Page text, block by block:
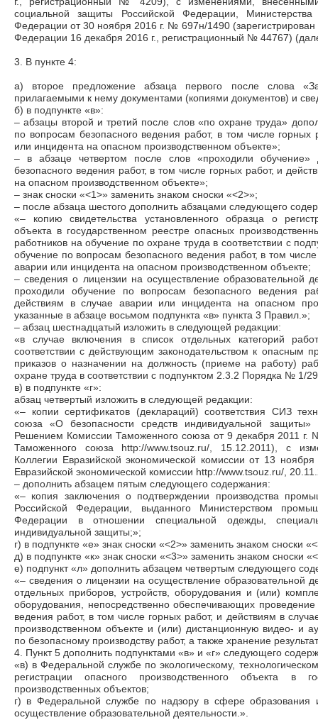
социальной защиты Российской Федерации,
Федерации от 30 ноября 2016 г. № 697н/1490
Федерации 16 декабря 2016 г., регистрационный № 44767)
3. В пункте 4:
а) второе предложение абзаца первого после слова
прилагаемыми к нему документами (копиями документов) и
б) в подпункте «в»:
– абзацы второй и третий после слов «по охране труда»
по вопросам безопасного ведения работ, в том числе горных
или инцидента на опасном производственном объекте»;
– в абзаце четвертом после слов «проходили обучение»
безопасного ведения работ, в том числе горных работ, и
на опасном производственном объекте»;
– знак сноски «<1>» заменить знаком сноски «<2>»;
– после абзаца шестого дополнить абзацами следующего
«– копию свидетельства установленного образца о
объекта в государственном реестре опасных
работников на обучение по охране труда в соответствии с
обучение по вопросам безопасного ведения работ, в том
аварии или инцидента на опасном производственном объекте;
– сведения о лицензии на осуществление образовательной
проходили обучение по вопросам безопасного ведения
действиям в случае аварии или инцидента на опасном
указанные в абзаце восьмом подпункта «в» пункта 3 Правил.»;
– абзац шестнадцатый изложить в следующей редакции:
«в случае включения в список отдельных категорий
соответствии с действующим законодательством к опасным
приказов о назначении на должность (приеме на работу)
охране труда в соответствии с подпунктом 2.3.2 Порядка № 1/
в) в подпункте «г»:
абзац четвертый изложить в следующей редакции:
«– копии сертификатов (деклараций) соответствия СИЗ
союза «О безопасности средств индивидуальной
Решением Комиссии Таможенного союза от 9 декабря 2011
Таможенного союза http://www.tsouz.ru/, 15.12.2011), с
Коллегии Евразийской экономической комиссии от 13
Евразийской экономической комиссии http://www.tsouz.ru/,
– дополнить абзацем пятым следующего содержания:
«– копия заключения о подтверждении производства
Российской Федерации, выданного Министерством
Федерации в отношении специальной одежды,
индивидуальной защиты;»;
г) в подпункте «е» знак сноски «<2>» заменить знаком сноски
д) в подпункте «к» знак сноски «<3>» заменить знаком сноски
е) подпункт «л» дополнить абзацем четвертым следующего
«– сведения о лицензии на осуществление образовательной
отдельных приборов, устройств, оборудования и (или)
оборудования, непосредственно обеспечивающих
ведения работ, в том числе горных работ, и действиям в
производственном объекте и (или) дистанционную видео- и
по безопасному производству работ, а также хранение
4. Пункт 5 дополнить подпунктами «в» и «г» следующего
«в) в Федеральной службе по экологическому,
регистрации опасного производственного объекта в
производственных объектов;
г) в Федеральной службе по надзору в сфере
осуществление образовательной деятельности.».